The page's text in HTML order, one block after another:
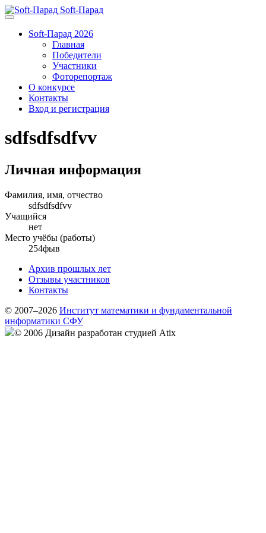
Soft-Парад
Soft-Парад 2026
Главная
Победители
Участники
Фоторепортаж
О конкурсе
Контакты
Вход и регистрация
sdfsdfsdfvv
Личная информация
Фамилия, имя, отчество
sdfsdfsdfvv
Учащийся
нет
Место учёбы (работы)
254фыв
Архив прошлых лет
Отзывы участников
Контакты
© 2007–2026 Институт математики и фундаментальной
информатики СФУ
© 2006 Дизайн разработан студией Atix